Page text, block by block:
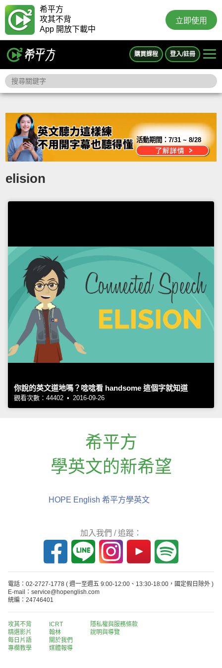
希平方
攻其不背
App 開放下載中
立即使用
購買課程 登入/註冊
活動期間：7/31 ~ 8/28
elision
你說的英文道地嗎？唸唸看 handsome 這個字就知道
觀看次數：44402 • 2016-09-26
希平方
學英文的新希望
HOPE English 希平方學英文
加入我們 / 追蹤：
電話：02-2727-1778 ( 週一至週五 9:00-12:00、13:30-18:00，國定假日除外 )
E-mail：service@hopenglish.com
統編：24746401
攻其不背
精選影片
每日片語
專欄教學
ICRT
翰林
關於我們
媒體報導
隱私權與服務條款
說明與導覽